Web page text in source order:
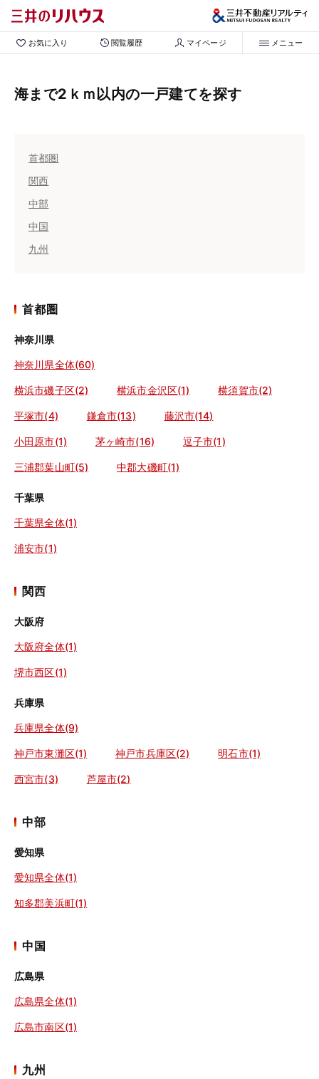
お気に入り 閲覧履歴 マイページ メニュー
海まで2ｋｍ以内の一戸建てを探す
首都圏
関西
中部
中国
九州
首都圏
神奈川県
神奈川県全体(60)
横浜市磯子区(2) 横浜市金沢区(1) 横須賀市(2)
平塚市(4) 鎌倉市(13) 藤沢市(14)
小田原市(1) 茅ヶ崎市(16) 逗子市(1)
三浦郡葉山町(5) 中郡大磯町(1)
千葉県
千葉県全体(1)
浦安市(1)
関西
大阪府
大阪府全体(1)
堺市西区(1)
兵庫県
兵庫県全体(9)
神戸市東灘区(1) 神戸市兵庫区(2) 明石市(1)
西宮市(3) 芦屋市(2)
中部
愛知県
愛知県全体(1)
知多郡美浜町(1)
中国
広島県
広島県全体(1)
広島市南区(1)
九州